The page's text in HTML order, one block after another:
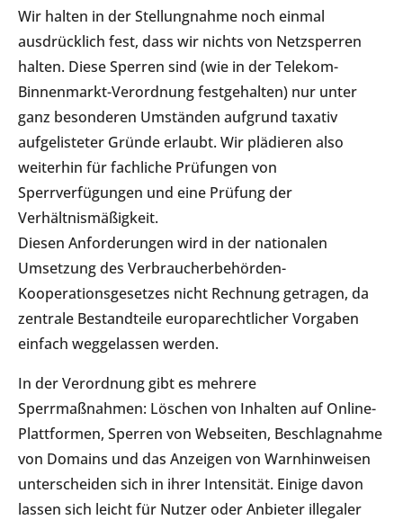
Wir halten in der Stellungnahme noch einmal
ausdrücklich fest, dass wir nichts von Netzsperren
halten. Diese Sperren sind (wie in der Telekom-
Binnenmarkt-Verordnung festgehalten) nur unter
ganz besonderen Umständen aufgrund taxativ
aufgelisteter Gründe erlaubt. Wir plädieren also
weiterhin für fachliche Prüfungen von
Sperrverfügungen und eine Prüfung der
Verhältnismäßigkeit.
Diesen Anforderungen wird in der nationalen
Umsetzung des Verbraucherbehörden-
Kooperationsgesetzes nicht Rechnung getragen, da
zentrale Bestandteile europarechtlicher Vorgaben
einfach weggelassen werden.
In der Verordnung gibt es mehrere
Sperrmaßnahmen: Löschen von Inhalten auf Online-
Plattformen, Sperren von Webseiten, Beschlagnahme
von Domains und das Anzeigen von Warnhinweisen
unterscheiden sich in ihrer Intensität. Einige davon
lassen sich leicht für Nutzer oder Anbieter illegaler